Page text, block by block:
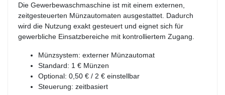
Die Gewerbewaschmaschine ist mit einem externen,
zeitgesteuerten Münzautomaten ausgestattet. Dadurch
wird die Nutzung exakt gesteuert und eignet sich für
gewerbliche Einsatzbereiche mit kontrolliertem Zugang.
Münzsystem: externer Münzautomat
Standard: 1 € Münzen
Optional: 0,50 € / 2 € einstellbar
Steuerung: zeitbasiert